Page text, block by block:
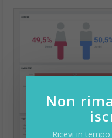
Non
Ricevi in